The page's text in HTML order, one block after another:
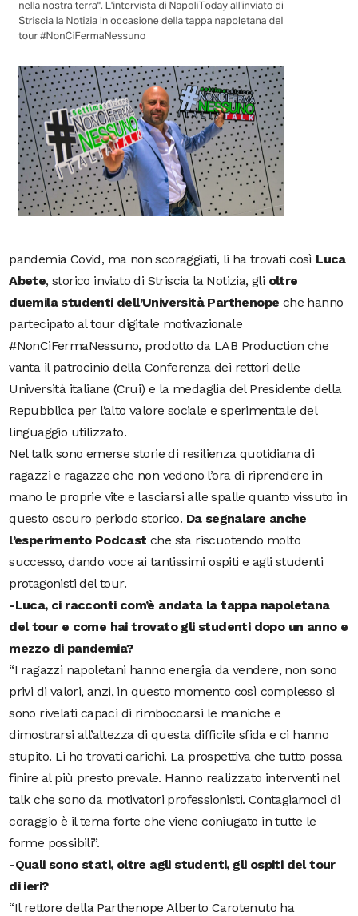
pandemia Covid, ma non scoraggiati, li ha trovati così Luca
Abete, storico inviato di Striscia la Notizia, gli oltre
duemila studenti dell’Università Parthenope che hanno
partecipato al tour digitale motivazionale
#NonCiFermaNessuno, prodotto da LAB Production che
vanta il patrocinio della Conferenza dei rettori delle
Università italiane (Crui) e la medaglia del Presidente della
Repubblica per l’alto valore sociale e sperimentale del
linguaggio utilizzato.
Nel talk sono emerse storie di resilienza quotidiana di
ragazzi e ragazze che non vedono l’ora di riprendere in
mano le proprie vite e lasciarsi alle spalle quanto vissuto in
questo oscuro periodo storico. Da segnalare anche
l’esperimento Podcast che sta riscuotendo molto
successo, dando voce ai tantissimi ospiti e agli studenti
protagonisti del tour.
-Luca, ci racconti com’è andata la tappa napoletana
del tour e come hai trovato gli studenti dopo un anno e
mezzo di pandemia?
“I ragazzi napoletani hanno energia da vendere, non sono
privi di valori, anzi, in questo momento così complesso si
sono rivelati capaci di rimboccarsi le maniche e
dimostrarsi all’altezza di questa difficile sfida e ci hanno
stupito. Li ho trovati carichi. La prospettiva che tutto possa
finire al più presto prevale. Hanno realizzato interventi nel
talk che sono da motivatori professionisti. Contagiamoci di
coraggio è il tema forte che viene coniugato in tutte le
forme possibili”.
-Quali sono stati, oltre agli studenti, gli ospiti del tour
di ieri?
“Il rettore della Parthenope Alberto Carotenuto ha